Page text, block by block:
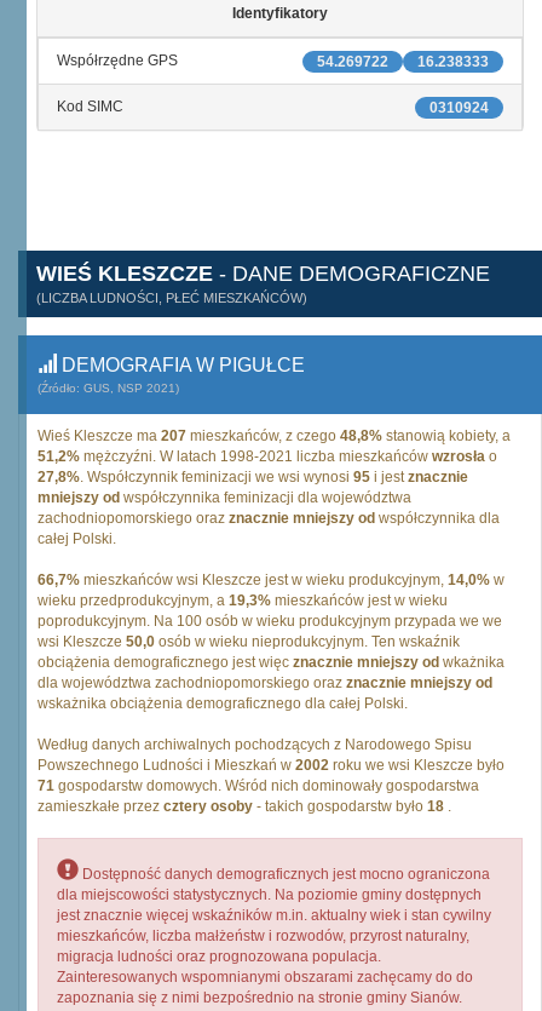
Identyfikatory
16.238333
54.269722
Współrzędne GPS
0310924
Kod SIMC
WIEŚ KLESZCZE - DANE DEMOGRAFICZNE
(LICZBA LUDNOŚCI, PŁEĆ MIESZKAŃCÓW)
DEMOGRAFIA W PIGUŁCE
(Źródło: GUS, NSP 2021)
Wieś Kleszcze ma 207 mieszkańców, z czego 48,8% stanowią kobiety, a
51,2% mężczyźni. W latach 1998-2021 liczba mieszkańców wzrosła o
27,8%. Współczynnik feminizacji we wsi wynosi 95 i jestznacznie
mniejszy od współczynnika feminizacji dla województwa
zachodniopomorskiego oraz znacznie mniejszy od współczynnika dla
całej Polski.
66,7% mieszkańców wsi Kleszcze jest w wieku produkcyjnym, 14,0% w
wieku przedprodukcyjnym, a 19,3% mieszkańców jest w wieku
poprodukcyjnym. Na 100 osób w wieku produkcyjnym przypada we we
wsi Kleszcze 50,0 osób w wieku nieprodukcyjnym. Ten wskaźnik
obciążenia demograficznego jest więc znacznie mniejszy od wkażnika
dla województwa zachodniopomorskiego oraz znacznie mniejszy od
wskażnika obciążenia demograficznego dla całej Polski.
Według danych archiwalnych pochodzących z Narodowego Spisu
Powszechnego Ludności i Mieszkań w 2002 roku we wsi Kleszcze było
71 gospodarstw domowych. Wśród nich dominowały gospodarstwa
zamieszkałe przez cztery osoby - takich gospodarstw było 18 .
Dostępność danych demograficznych jest mocno ograniczona
dla miejscowości statystycznych. Na poziomie gminy dostępnych
jest znacznie więcej wskaźników m.in. aktualny wiek i stan cywilny
mieszkańców, liczba małżeństw i rozwodów, przyrost naturalny,
migracja ludności oraz prognozowana populacja.
Zainteresowanych wspomnianymi obszarami zachęcamy do do
zapoznania się z nimi bezpośrednio na stronie gminy Sianów.